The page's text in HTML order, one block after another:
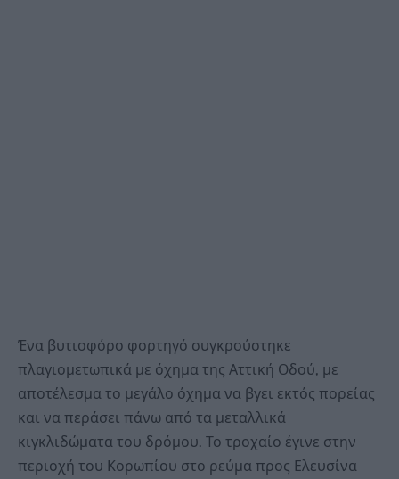
Ένα βυτιοφόρο φορτηγό συγκρούστηκε
πλαγιομετωπικά με όχημα της Αττική Οδού, με
αποτέλεσμα το μεγάλο όχημα να βγει εκτός πορείας
και να περάσει πάνω από τα μεταλλικά
κιγκλιδώματα του δρόμου. Το τροχαίο έγινε στην
περιοχή του Κορωπίου στο ρεύμα προς Ελευσίνα